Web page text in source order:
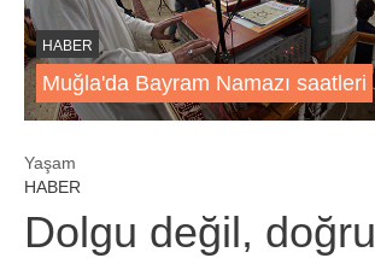
HABER
Muğla'da Bayram Namazı saatleri
Yaşam
HABER
Dolgu değil, doğru